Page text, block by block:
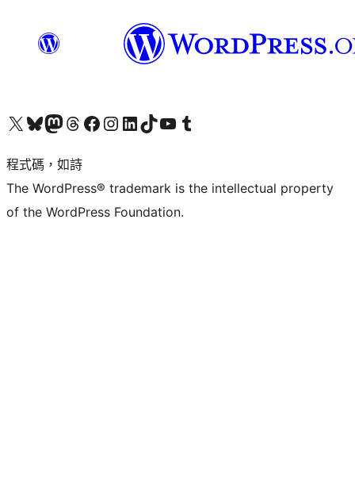
查看我們的 X (之前的 Twitter) 帳號造訪我們的 Bluesky 帳號造訪我們的 Mastodon 帳號造訪我們的 Threads 帳號 造訪我們的 Facebook 粉絲專頁Visit our Instagram account
Visit our LinkedIn account
造訪我們的 TikTok 帳號Visit our YouTube channel
造訪我們的 Tumblr 帳號
程式碼，如詩
The WordPress® trademark is the intellectual property
of the WordPress Foundation.